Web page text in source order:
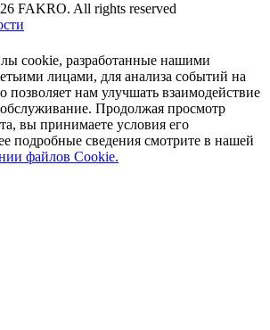
FAKRO. All rights reserved
cookie, разработанные нашими
лицами, для анализа событий на
позволяет нам улучшать взаимодействие
Продолжая просмотр
вы принимаете условия его
подробные сведения смотрите в нашей
файлов Cookie.